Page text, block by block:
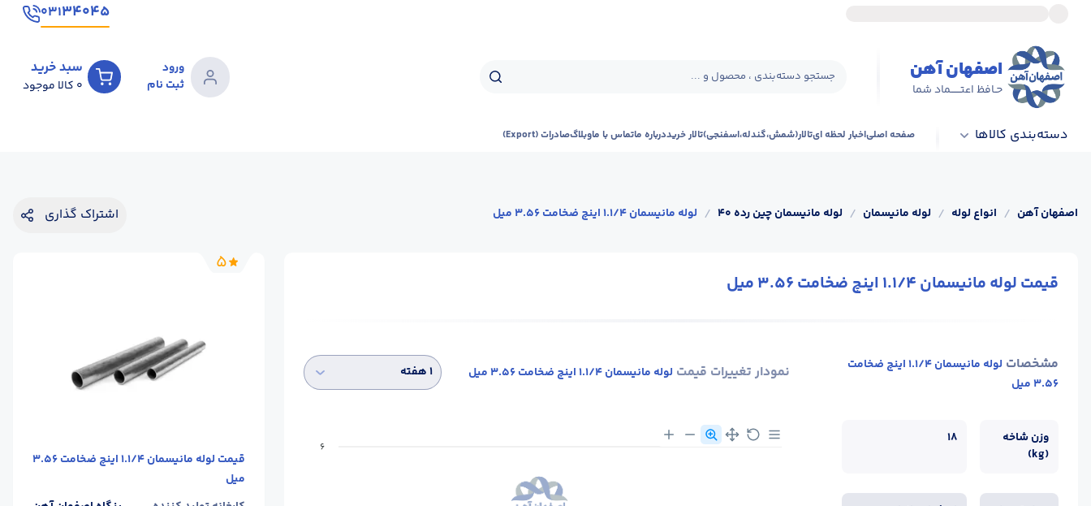
۳۴۰۴۵۰۳۱
اصفهان آهن
حـافظ اعتــــــماد شما
جستجو دسته‌بندی ، محصول و ...
ورود
ثبت نام
سبد خرید
0 کالا موجود
دسته‌بندی کالاها صفحه اصلیاخبار لحظه ایتالار(شمش،گندله،اسفنجی)تالار خریددرباره ماتماس با ماوبلاگصادرات (Export)
اصفهان آهن / انواع لوله / لوله مانیسمان / لوله مانیسمان چین رده 40 / لوله مانیسمان 1.1/4 اینچ ضخامت 3.56 میل اشتراک گذاری
قیمت لوله مانیسمان 1.1/4 اینچ ضخامت 3.56 میل
مشخصات
لوله مانیسمان 1.1/4 اینچ ضخامت
3.56 میل
وزن شاخه
(kg)
18
نمودار تغییرات قیمت لوله مانیسمان 1.1/4 اینچ ضخامت 3.56 میل ۱ هفته
6
5
قیمت
لوله مانیسمان 1.1/4 اینچ ضخامت 3.56
میل